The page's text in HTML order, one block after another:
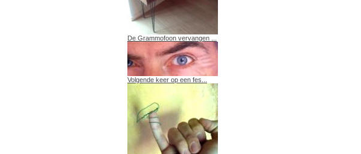
De Grammofoon vervangen ...
Volgende keer op een fes...